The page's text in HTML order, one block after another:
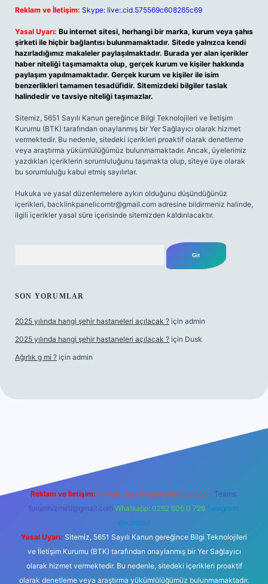
Reklam ve İletişim: Skype: live:.cid.575569c608265c69
Yasal Uyarı: Bu internet sitesi, herhangi bir marka, kurum veya şahıs
şirketi ile hiçbir bağlantısı bulunmamaktadır. Sitede yalnızca kendi
hazırladığımız makaleler paylaşılmaktadır. Burada yer alan içerikler
haber niteliği taşımamakta olup, gerçek kurum ve kişiler hakkında
paylaşım yapılmamaktadır. Gerçek kurum ve kişiler ile isim
benzerlikleri tamamen tesadüfidir. Sitemizdeki bilgiler taslak
halindedir ve tavsiye niteliği taşımazlar.
Sitemiz, 5651 Sayılı Kanun gereğince Bilgi Teknolojileri ve İletişim
Kurumu (BTK) tarafından onaylanmış bir Yer Sağlayıcı olarak hizmet
vermektedir. Bu nedenle, sitedeki içerikleri proaktif olarak denetleme
veya araştırma yükümlülüğümüz bulunmamaktadır. Ancak, üyelerimiz
yazdıkları içeriklerin sorumluluğunu taşımakta olup, siteye üye olarak
bu sorumluluğu kabul etmiş sayılırlar.
Hukuka ve yasal düzenlemelere aykırı olduğunu düşündüğünüz
içerikleri, backlinkpanelicomtr@gmail.com adresine bildirmeniz halinde,
ilgili içerikler yasal süre içerisinde sitemizden kaldırılacaktır.
SON YORUMLAR
2025 yılında hangi şehir hastaneleri açılacak ? için admin
2025 yılında hangi şehir hastaneleri açılacak ? için Dusk
Ağırlık g mi ? için admin
Reklam ve İletişim: E-mail: backlinkpaneli@gmail.com Teams:
forumhizmeti@gmail.com Whatsapp: 0262 606 0 726 Telegram:
@karabul
Yasal Uyarı: Sitemiz, 5651 Sayılı Kanun gereğince Bilgi Teknolojileri
ve İletişim Kurumu (BTK) tarafından onaylanmış bir Yer Sağlayıcı
olarak hizmet vermektedir. Bu nedenle, sitedeki içerikleri proaktif
olarak denetleme veya araştırma yükümlülüğümüz bulunmamaktadır.